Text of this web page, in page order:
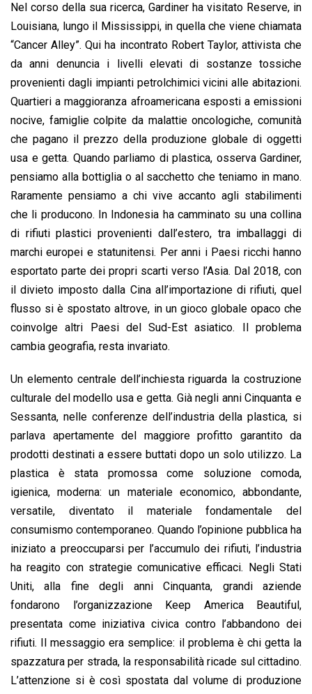
Nel corso della sua ricerca, Gardiner ha visitato Reserve, in
Louisiana, lungo il Mississippi, in quella che viene chiamata
“Cancer Alley”. Qui ha incontrato Robert Taylor, attivista che
da anni denuncia i livelli elevati di sostanze tossiche
provenienti dagli impianti petrolchimici vicini alle abitazioni.
Quartieri a maggioranza afroamericana esposti a emissioni
nocive, famiglie colpite da malattie oncologiche, comunità
che pagano il prezzo della produzione globale di oggetti
usa e getta. Quando parliamo di plastica, osserva Gardiner,
pensiamo alla bottiglia o al sacchetto che teniamo in mano.
Raramente pensiamo a chi vive accanto agli stabilimenti
che li producono. In Indonesia ha camminato su una collina
di rifiuti plastici provenienti dall’estero, tra imballaggi di
marchi europei e statunitensi. Per anni i Paesi ricchi hanno
esportato parte dei propri scarti verso l’Asia. Dal 2018, con
il divieto imposto dalla Cina all’importazione di rifiuti, quel
flusso si è spostato altrove, in un gioco globale opaco che
coinvolge altri Paesi del Sud-Est asiatico. Il problema
cambia geografia, resta invariato.
Un elemento centrale dell’inchiesta riguarda la costruzione
culturale del modello usa e getta. Già negli anni Cinquanta e
Sessanta, nelle conferenze dell’industria della plastica, si
parlava apertamente del maggiore profitto garantito da
prodotti destinati a essere buttati dopo un solo utilizzo. La
plastica è stata promossa come soluzione comoda,
igienica, moderna: un materiale economico, abbondante,
versatile, diventato il materiale fondamentale del
consumismo contemporaneo. Quando l’opinione pubblica ha
iniziato a preoccuparsi per l’accumulo dei rifiuti, l’industria
ha reagito con strategie comunicative efficaci. Negli Stati
Uniti, alla fine degli anni Cinquanta, grandi aziende
fondarono l’organizzazione Keep America Beautiful,
presentata come iniziativa civica contro l’abbandono dei
rifiuti. Il messaggio era semplice: il problema è chi getta la
spazzatura per strada, la responsabilità ricade sul cittadino.
L’attenzione si è così spostata dal volume di produzione